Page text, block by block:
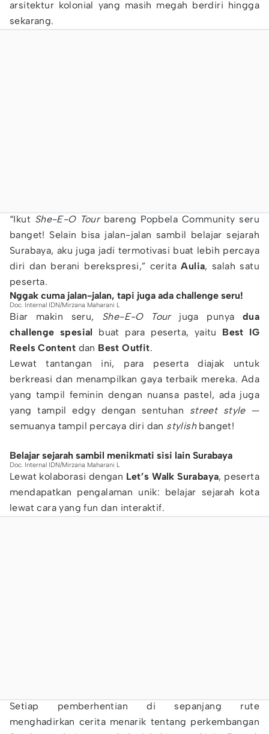
arsitektur kolonial yang masih megah berdiri hingga
sekarang.
“Ikut She-E-O Tourbareng Popbela Community seru
banget! Selain bisa jalan-jalan sambil belajar sejarah
Surabaya, aku juga jadi termotivasi buat lebih percaya
diri dan berani berekspresi,” ceritaAulia, salah satu
peserta.
Nggak cuma jalan-jalan, tapi juga ada challenge seru!
Doc. Internal IDN/Mirzana Maharani L
Biar makin seru, She-E-O Tourjuga punya dua
challenge spesial buat para peserta, yaitu Best IG
Reels Content dan Best Outfit.
Lewat tantangan ini, para peserta diajak untuk
berkreasi dan menampilkan gaya terbaik mereka. Ada
yang tampil feminin dengan nuansa pastel, ada juga
yang tampil edgy dengan sentuhan street style—
semuanya tampil percaya diri dan stylish banget!
Belajar sejarah sambil menikmati sisi lain Surabaya
Doc. Internal IDN/Mirzana Maharani L
Lewat kolaborasi dengan Let’s Walk Surabaya, peserta
mendapatkan pengalaman unik: belajar sejarah kota
lewat cara yang fun dan interaktif.
Setiap pemberhentian di sepanjang rute
menghadirkan cerita menarik tentang perkembangan